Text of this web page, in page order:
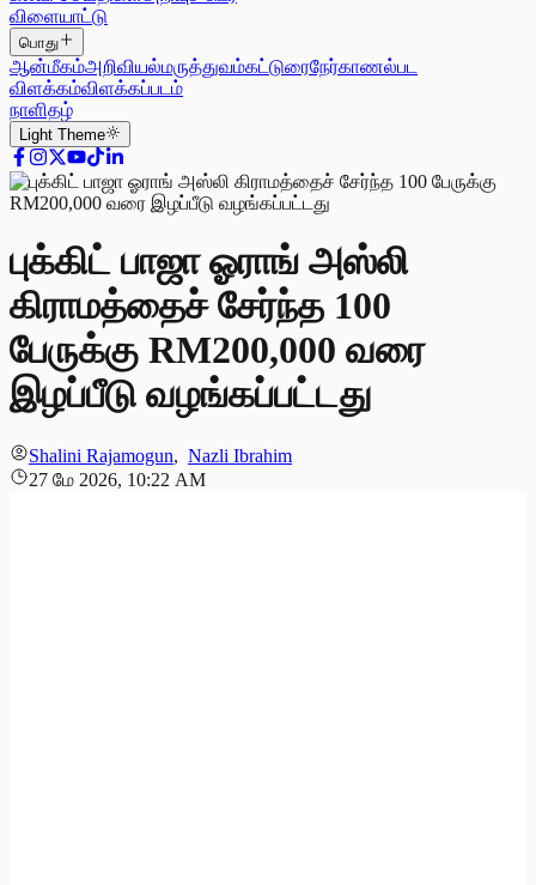
விளையாட்டு
பொது
ஆன்மீகம்அறிவியல்மருத்துவம்கட்டுரைநேர்காணல்பட
விளக்கம்விளக்கப்படம்
நாளிதழ்
Light Theme
புக்கிட் பாஜா ஓராங் அஸ்லி
கிராமத்தைச் சேர்ந்த 100
பேருக்கு RM200,000 வரை
இழப்பீடு வழங்கப்பட்டது
Shalini Rajamogun, Nazli Ibrahim
27 மே 2026, 10:22 AM